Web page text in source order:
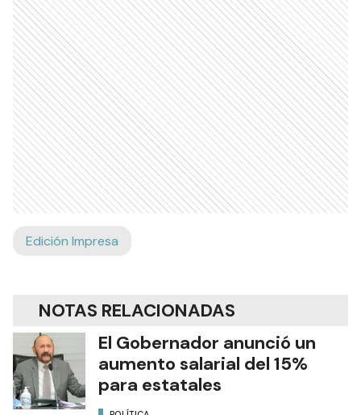
Edición Impresa
NOTAS RELACIONADAS
El Gobernador anunció un
aumento salarial del 15%
para estatales